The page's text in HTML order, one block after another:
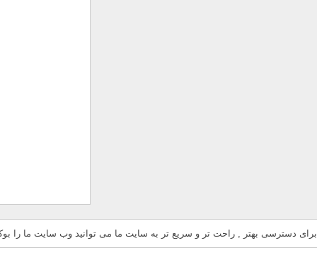
برای دسترسی بهتر , راحت تر و سریع تر به سایت ما می توانید وب سایت ما را